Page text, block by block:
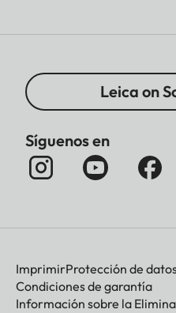
Leica on
Síguenos en
ImprimirProtección de
Condiciones de garantía
Información sobre la